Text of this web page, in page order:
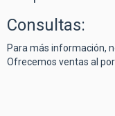
Consultas:
Para más información,
Ofrecemos ventas al